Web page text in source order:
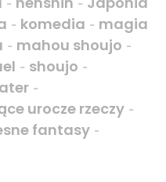
- -
- komedia - magia
- mahou shoujo -
- shoujo -
-
urocze rzeczy -
fantasy -